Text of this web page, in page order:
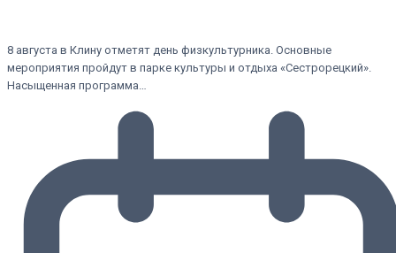
8 августа в Клину отметят день физкультурника. Основные
мероприятия пройдут в парке культуры и отдыха «Сестрорецкий».
Насыщенная программа…